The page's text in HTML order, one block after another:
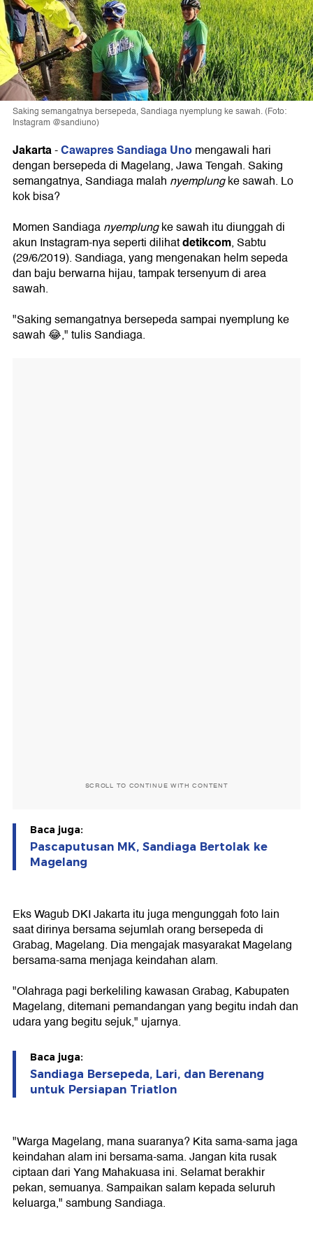
Saking semangatnya bersepeda, Sandiaga nyemplung ke sawah. (Foto:
Instagram @sandiuno)
Jakarta-Cawapres Sandiaga Unomengawali hari
dengan bersepeda di Magelang, Jawa Tengah. Saking
semangatnya, Sandiaga malah nyemplungke sawah. Lo
kok bisa?
Momen Sandiaganyemplungke sawah itu diunggah di
akun Instagram-nya seperti dilihatdetikcom, Sabtu
(29/6/2019). Sandiaga, yang mengenakan helm sepeda
dan baju berwarna hijau, tampak tersenyum di area
sawah.
"Saking semangatnya bersepeda sampai nyemplung ke
sawah 😂," tulis Sandiaga.
SCROLL TO CONTINUE WITH CONTENT
Baca juga:
Pascaputusan MK, Sandiaga Bertolak ke
Magelang
Eks Wagub DKI Jakarta itu juga mengunggah foto lain
saat dirinya bersama sejumlah orang bersepeda di
Grabag, Magelang. Dia mengajak masyarakat Magelang
bersama-sama menjaga keindahan alam.
"Olahraga pagi berkeliling kawasan Grabag, Kabupaten
Magelang, ditemani pemandangan yang begitu indah dan
udara yang begitu sejuk," ujarnya.
Baca juga:
Sandiaga Bersepeda, Lari, dan Berenang
untuk Persiapan Triatlon
"Warga Magelang, mana suaranya? Kita sama-sama jaga
keindahan alam ini bersama-sama. Jangan kita rusak
ciptaan dari Yang Mahakuasa ini. Selamat berakhir
pekan, semuanya. Sampaikan salam kepada seluruh
keluarga," sambung Sandiaga.